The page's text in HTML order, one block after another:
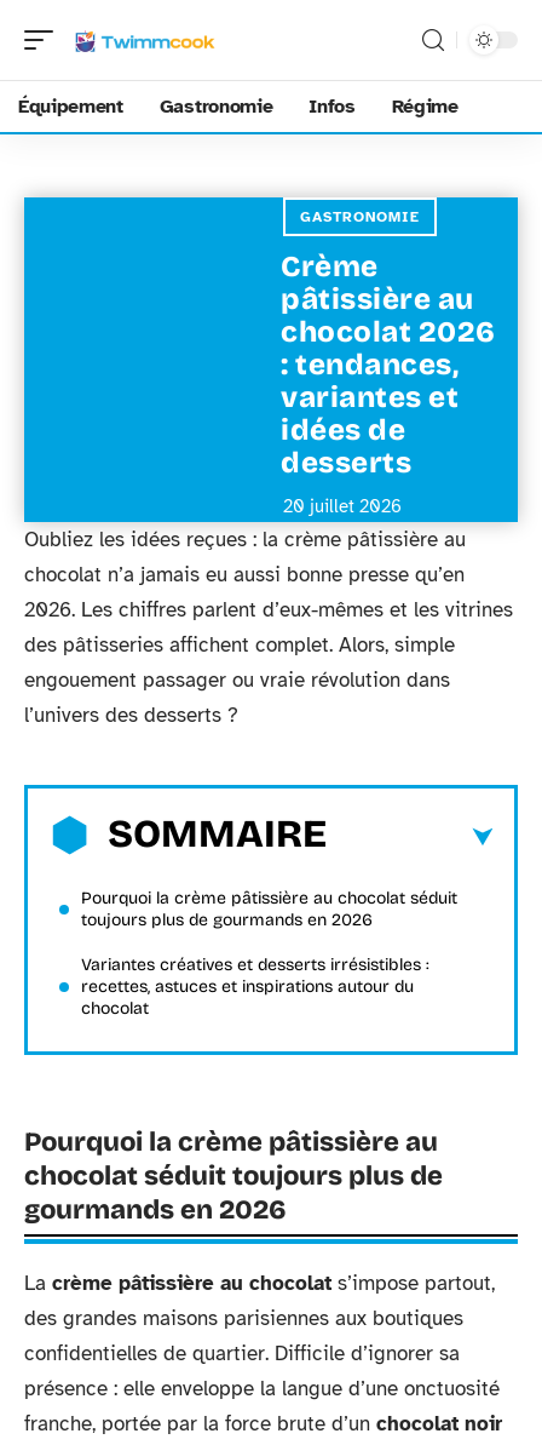
Équipement Gastronomie Infos Régime
GASTRONOMIE
Crème
pâtissière au
chocolat 2026
: tendances,
variantes et
idées de
desserts
20 juillet 2026
Oubliez les idées reçues : la crème pâtissière au
chocolat n’a jamais eu aussi bonne presse qu’en
2026. Les chiffres parlent d’eux-mêmes et les vitrines
des pâtisseries affichent complet. Alors, simple
engouement passager ou vraie révolution dans
l’univers des desserts ?
SOMMAIRE
Pourquoi la crème pâtissière au chocolat séduit
toujours plus de gourmands en 2026
Variantes créatives et desserts irrésistibles :
recettes, astuces et inspirations autour du
chocolat
Pourquoi la crème pâtissière au
chocolat séduit toujours plus de
gourmands en 2026
La crème pâtissière au chocolat s’impose partout,
des grandes maisons parisiennes aux boutiques
confidentielles de quartier. Difficile d’ignorer sa
présence : elle enveloppe la langue d’une onctuosité
franche, portée par la force brute d’un chocolat noir